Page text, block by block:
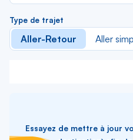
Type de trajet
Aller-Retour Aller
Essayez de mettre à jour